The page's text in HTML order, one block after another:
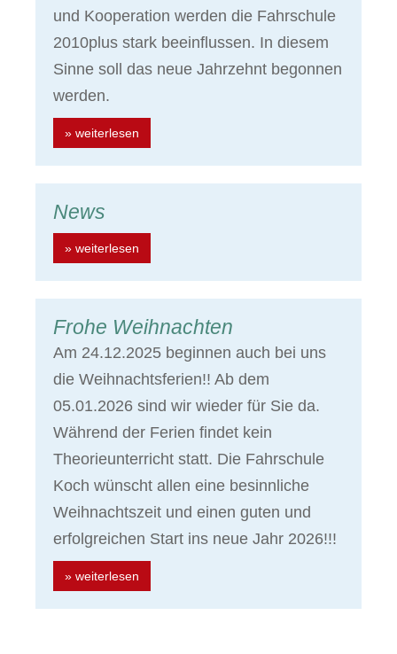
und Kooperation werden die Fahrschule
2010plus stark beeinflussen. In diesem
Sinne soll das neue Jahrzehnt begonnen
werden.
» weiterlesen
News
» weiterlesen
Frohe Weihnachten
Am 24.12.2025 beginnen auch bei uns
die Weihnachtsferien!! Ab dem
05.01.2026 sind wir wieder für Sie da.
Während der Ferien findet kein
Theorieunterricht statt. Die Fahrschule
Koch wünscht allen eine besinnliche
Weihnachtszeit und einen guten und
erfolgreichen Start ins neue Jahr 2026!!!
» weiterlesen